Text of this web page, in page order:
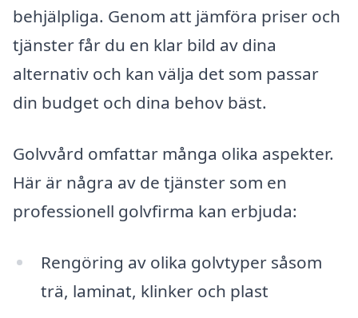
behjälpliga. Genom att jämföra priser och
tjänster får du en klar bild av dina
alternativ och kan välja det som passar
din budget och dina behov bäst.
Golvvård omfattar många olika aspekter.
Här är några av de tjänster som en
professionell golvfirma kan erbjuda:
Rengöring av olika golvtyper såsom
trä, laminat, klinker och plast